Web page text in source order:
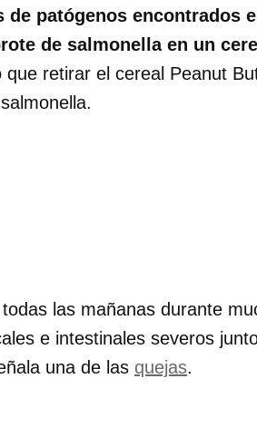
patógenos encontrados
de salmonella en un
que retirar el cereal Peanut
las mañanas durante
e intestinales severos
una de las quejas.